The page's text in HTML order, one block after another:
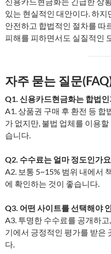
있는 현실적인 대안이다. 하
안전하고 합법적인 절차를 따
피해를 피하면서도 실질적인
자주 묻는 질문
Q1. 신용카드현금화는 합법인
A1. 상품권 구매 후 환전 등 합
가 없지만, 불법 업체를 이용
습니다.
Q2. 수수료는 얼마 정도인가
A2. 보통 5~15% 범위 내에서
에 확인하는 것이 좋습니다.
Q3. 어떤 사이트를 선택해야
A3. 투명한 수수료를 공개하
기에서 긍정적인 평가를 받은
다.